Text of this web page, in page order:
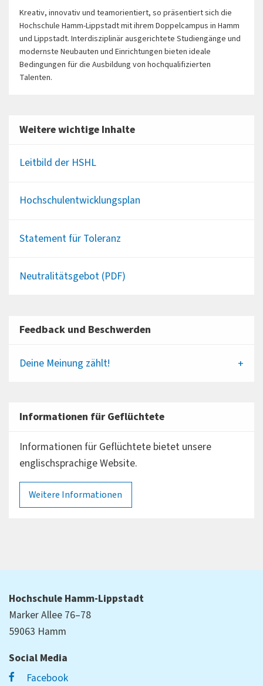
Kreativ, innovativ und teamorientiert, so präsentiert sich die
Hochschule Hamm-Lippstadt mit ihrem Doppelcampus in Hamm
und Lippstadt. Interdisziplinär ausgerichtete Studiengänge und
modernste Neubauten und Einrichtungen bieten ideale
Bedingungen für die Ausbildung von hochqualifizierten
Talenten.
Weitere wichtige Inhalte
Leitbild der HSHL
Hochschulentwicklungsplan
Statement für Toleranz
Neutralitätsgebot (PDF)
Feedback und Beschwerden
Deine Meinung zählt!
Informationen für Geflüchtete
Informationen für Geflüchtete bietet unsere
englischsprachige Website.
Weitere Informationen
Hochschule Hamm-Lippstadt
Marker Allee 76–78
59063 Hamm
Social Media
Facebook